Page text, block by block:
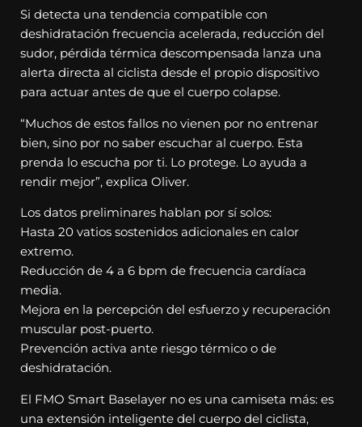
Si detecta una tendencia compatible con
deshidratación frecuencia acelerada, reducción del
sudor, pérdida térmica descompensada lanza una
alerta directa al ciclista desde el propio dispositivo
para actuar antes de que el cuerpo colapse.
“Muchos de estos fallos no vienen por no entrenar
bien, sino por no saber escuchar al cuerpo. Esta
prenda lo escucha por ti. Lo protege. Lo ayuda a
rendir mejor”, explica Oliver.
Los datos preliminares hablan por sí solos:
Hasta 20 vatios sostenidos adicionales en calor
extremo.
Reducción de 4 a 6 bpm de frecuencia cardíaca
media.
Mejora en la percepción del esfuerzo y recuperación
muscular post-puerto.
Prevención activa ante riesgo térmico o de
deshidratación.
El FMO Smart Baselayer no es una camiseta más: es
una extensión inteligente del cuerpo del ciclista,